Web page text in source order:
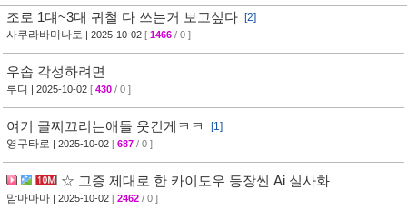
조로 1댸~3대 귀철 다 쓰는거 보고싶다
[2]
사쿠라바미나토 | 2025-10-02 [ 1466 / 0 ]
우솝 각성하려면
루디 | 2025-10-02 [ 430 / 0 ]
여기 글찌끄리는애들 웃긴게ㅋㅋ
[1]
영구타로 | 2025-10-02 [ 687 / 0 ]
☆ 고증 제대로 한 카이도우 등장씬 Ai 실사화
맘마마마 | 2025-10-02 [ 2462 / 0 ]